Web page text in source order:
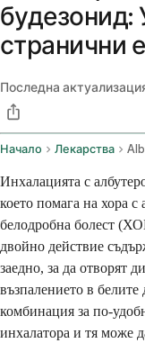
будезонид:
странични
Последна
Начало Лекарства
Инхалацията с
което помага на хора
белодробна болест
двойно действие
заедно, за да отворят
възпалението в
комбинация за по-
инхалатора и тя може